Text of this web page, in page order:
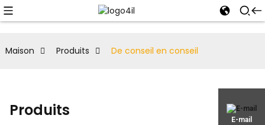
E-mail
Maison Produits De conseil en conseil
Produits